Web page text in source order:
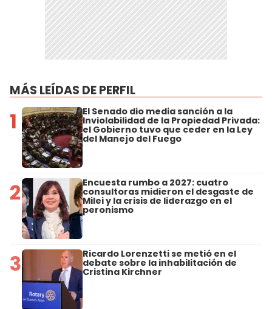
MÁS LEÍDAS DE PERFIL
1 El Senado dio media sanción a la
Inviolabilidad de la Propiedad Privada:
el Gobierno tuvo que ceder en la Ley
del Manejo del Fuego
2 Encuesta rumbo a 2027: cuatro
consultoras midieron el desgaste de
Milei y la crisis de liderazgo en el
peronismo
3 Ricardo Lorenzetti se metió en el
debate sobre la inhabilitación de
Cristina Kirchner